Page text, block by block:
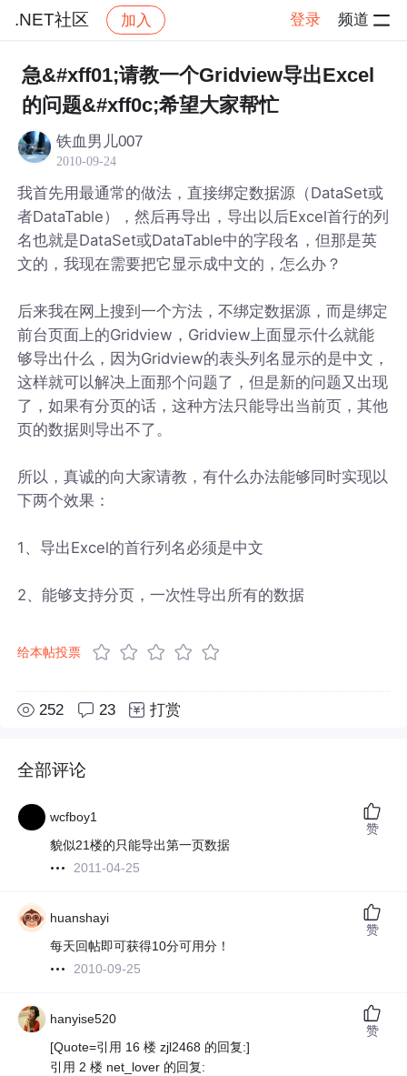
.NET社区 加入 登录 频道
社区 .NET社区 帖子详情
急&#xff01;请教一个Gridview导出Excel
的问题&#xff0c;希望大家帮忙
铁血男儿007
2010-09-24
我首先用最通常的做法，直接绑定数据源（DataSet或
者DataTable），然后再导出，导出以后Excel首行的列
名也就是DataSet或DataTable中的字段名，但那是英
文的，我现在需要把它显示成中文的，怎么办？
后来我在网上搜到一个方法，不绑定数据源，而是绑定
前台页面上的Gridview，Gridview上面显示什么就能
够导出什么，因为Gridview的表头列名显示的是中文，
这样就可以解决上面那个问题了，但是新的问题又出现
了，如果有分页的话，这种方法只能导出当前页，其他
页的数据则导出不了。
所以，真诚的向大家请教，有什么办法能够同时实现以
下两个效果：
1、导出Excel的首行列名必须是中文
2、能够支持分页，一次性导出所有的数据
给本帖投票
252 23 打赏
全部评论
wcfboy1
貌似21楼的只能导出第一页数据
2011-04-25
赞
huanshayi
每天回帖即可获得10分可用分！
2010-09-25
赞
hanyise520
[Quote=引用 16 楼 zjl2468 的回复:]
引用 2 楼 net_lover 的回复:
赞